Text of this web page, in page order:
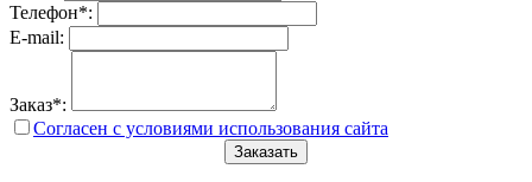
Телефон*:
E-mail:
Заказ*:
Согласен с условиями использования сайта